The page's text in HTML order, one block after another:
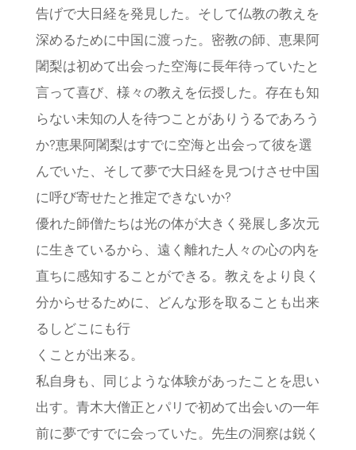
告げで大日経を発見した。そして仏教の教えを
深めるために中国に渡った。密教の師、恵果阿
闍梨は初めて出会った空海に長年待っていたと
言って喜び、様々の教えを伝授した。存在も知
らない未知の人を待つことがありうるであろう
か?恵果阿闍梨はすでに空海と出会って彼を選
んでいた、そして夢で大日経を見つけさせ中国
に呼び寄せたと推定できないか?
優れた師僧たちは光の体が大きく発展し多次元
に生きているから、遠く離れた人々の心の内を
直ちに感知することができる。教えをより良く
分からせるために、どんな形を取ることも出来
るしどこにも行
くことが出来る。
私自身も、同じような体験があったことを思い
出す。青木大僧正とパリで初めて出会いの一年
前に夢ですでに会っていた。先生の洞察は鋭く